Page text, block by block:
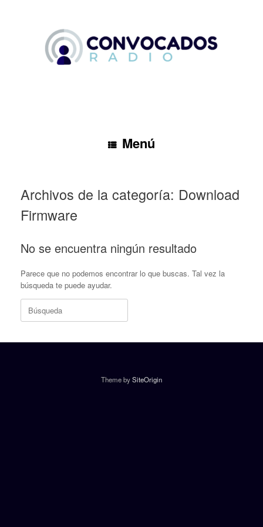
Menú
Archivos de la categoría: Download
Firmware
No se encuentra ningún resultado
Parece que no podemos encontrar lo que buscas. Tal vez la
búsqueda te puede ayudar.
Buscar:
Theme bySiteOrigin